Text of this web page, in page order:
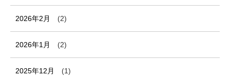
2026年2月 (2)
2026年1月 (2)
2025年12月 (1)